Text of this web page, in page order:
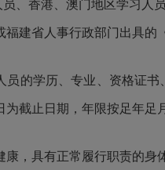
员、香港、澳门地区学习人
福建省人事行政部门出具的
员的学历、专业、资格证
为截止日期，年限按足年足
康，具有正常履行职责的